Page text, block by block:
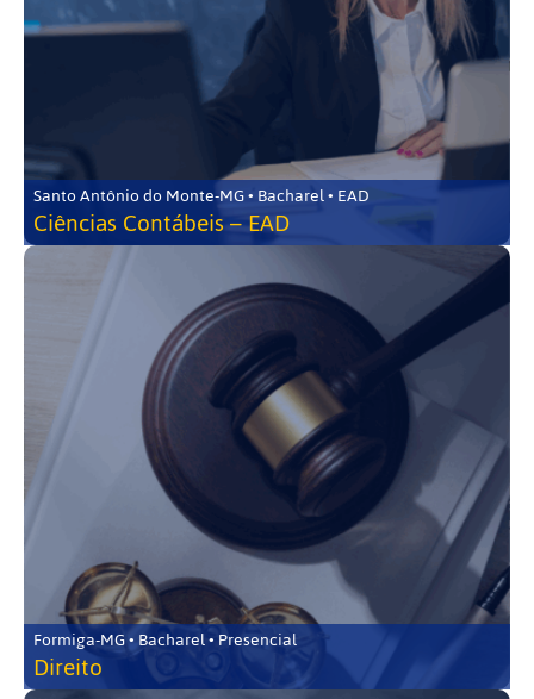
Santo Antônio do Monte-MG • Bacharel • EAD
Ciências Contábeis – EAD
Formiga-MG • Bacharel • Presencial
Direito